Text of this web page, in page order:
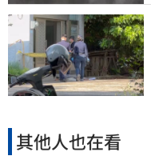
其他人也在看